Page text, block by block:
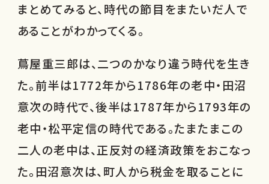
まとめてみると、時代の節目をまたいだ人で
あることがわかってくる。
蔦屋重三郎は、二つのかなり違う時代を生き
た。前半は1772年から1786年の老中・田沼
意次の時代で、後半は1787年から1793年の
老中・松平定信の時代である。たまたまこの
二人の老中は、正反対の経済政策をおこなっ
た。田沼意次は、町人から税金を取ることに